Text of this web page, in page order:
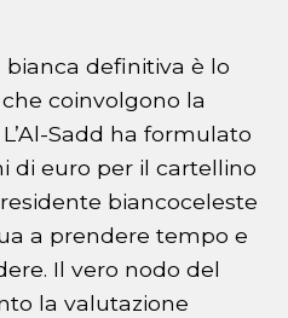
definitiva è lo
coinvolgono la
Sadd ha formulato
di euro per il cartellino
biancoceleste
a prendere tempo e
Il vero nodo del
la valutazione